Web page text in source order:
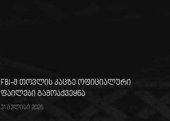
FBI-მ თოვლის კაცზე ოფიციალური
ფაილები გამოაქვეყნა
31 ივლისი 2026